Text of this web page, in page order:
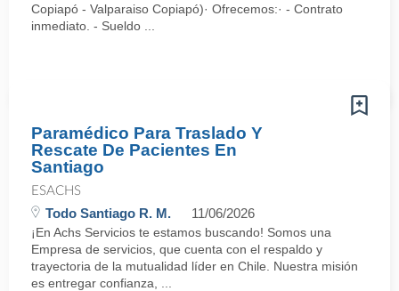
Copiapó - Valparaiso Copiapó)· Ofrecemos:· - Contrato
inmediato. - Sueldo ...
Paramédico Para Traslado Y
Rescate De Pacientes En
Santiago
ESACHS
Todo Santiago R. M. 11/06/2026
¡En Achs Servicios te estamos buscando! Somos una
Empresa de servicios, que cuenta con el respaldo y
trayectoria de la mutualidad líder en Chile. Nuestra misión
es entregar confianza, ...